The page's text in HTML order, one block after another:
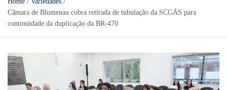
Câmara de Blumenau cobra retirada de tubulação da SCGÁS para
continuidade da duplicação da BR-470